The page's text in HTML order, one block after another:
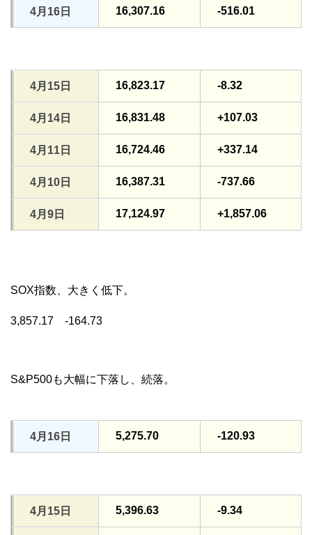
4月16日 16,307.16 -516.01
4月15日 16,823.17 -8.32
4月14日 16,831.48 +107.03
4月11日 16,724.46 +337.14
4月10日 16,387.31 -737.66
4月9日 17,124.97 +1,857.06
SOX指数、大きく低下。
3,857.17 -164.73
S&P500も大幅に下落し、続落。
4月16日 5,275.70 -120.93
4月15日 5,396.63 -9.34